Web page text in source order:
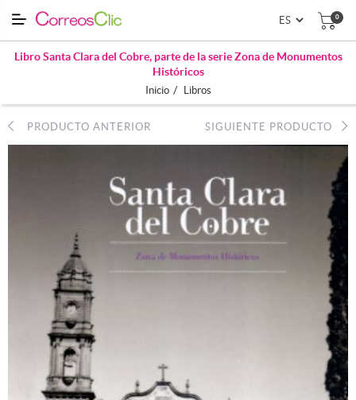
0
Libro Santa Clara del Cobre, parte de la serie Zona de Monumentos
Históricos
Inicio / Libros
PRODUCTO ANTERIOR SIGUIENTE PRODUCTO